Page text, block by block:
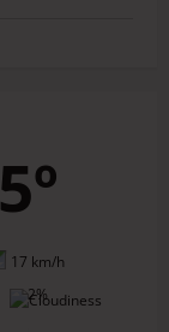
5º
17 km/h
2%